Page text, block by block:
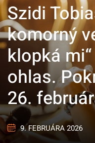
Szidi
komorný
klopká
ohlas.
26.
9. FEBRUÁRA 2026